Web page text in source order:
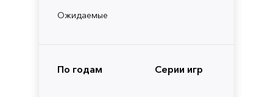
Ожидаемые
По годам Серии игр